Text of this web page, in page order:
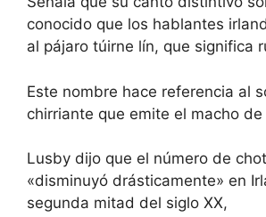
conocido que los hablantes
al pájaro túirne lín, que significa
Este nombre hace referencia al
chirriante que emite el macho
Lusby dijo que el número de
«disminuyó drásticamente» en
segunda mitad del siglo XX,